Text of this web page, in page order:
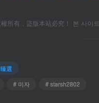
所有，盜版本站必究！ 본 사
選
# 미자 # starsh2802